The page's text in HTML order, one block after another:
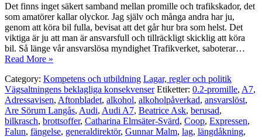
Det finns inget säkert samband mellan promille och trafikskador, det
som amatörer kallar olyckor. Jag själv och många andra har ju,
genom att köra bil fulla, bevisat att det går hur bra som helst. Det
viktiga är ju att man är ansvarsfull och tillräckligt skicklig att köra
bil. Så länge vår ansvarslösa myndighet Trafikverket, saboterar…
Read More »
Category: Kompetens och utbildning Lagar, regler och politik
Vägsaltningens beklagliga konsekvenser Etiketter: 0.2-promille, A7,
Adressavisen, Aftonbladet, alkohol, alkoholpåverkad, ansvarslöst,
Are Sörum Langås, Audi, Audi A7, Beatrice Ask, berusad,
bilkrasch, brottsoffer, Catharina Elmsäter-Svärd, Coop, Expressen,
Falun, fängelse, generaldirektör, Gunnar Malm, lag, längdåkning,